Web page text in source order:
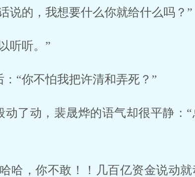
说的，我想要什么你就给什么吗？”
听听。”
“你不怕我把许清和弄死？”
动了动，裴晟烨的语气却很平静：
哈，你不敢！！几百亿资金说动